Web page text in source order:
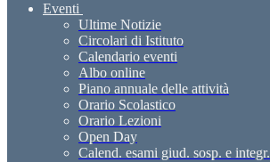
Eventi
Ultime Notizie
Circolari di Istituto
Calendario eventi
Albo online
Piano annuale delle attività
Orario Scolastico
Orario Lezioni
Open Day
Calend. esami giud. sosp. e integr.